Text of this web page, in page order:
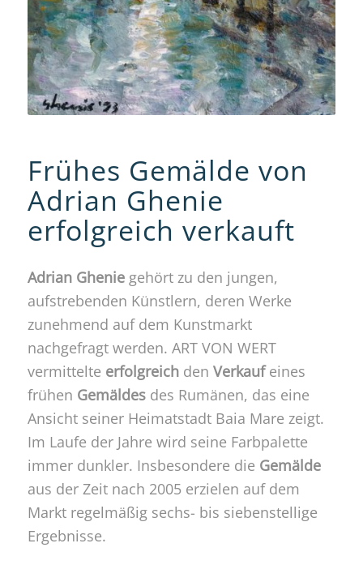
Frühes Gemälde von
Adrian Ghenie
erfolgreich verkauft
Adrian Gheniegehört zu den jungen,
aufstrebenden Künstlern, deren Werke
zunehmend auf dem Kunstmarkt
nachgefragt werden. ART VON WERT
vermittelte erfolgreichden Verkaufeines
frühen Gemäldesdes Rumänen, das eine
Ansicht seiner Heimatstadt Baia Mare zeigt.
Im Laufe der Jahre wird seine Farbpalette
immer dunkler. Insbesondere die Gemälde
aus der Zeit nach 2005 erzielen auf dem
Markt regelmäßig sechs- bis siebenstellige
Ergebnisse.